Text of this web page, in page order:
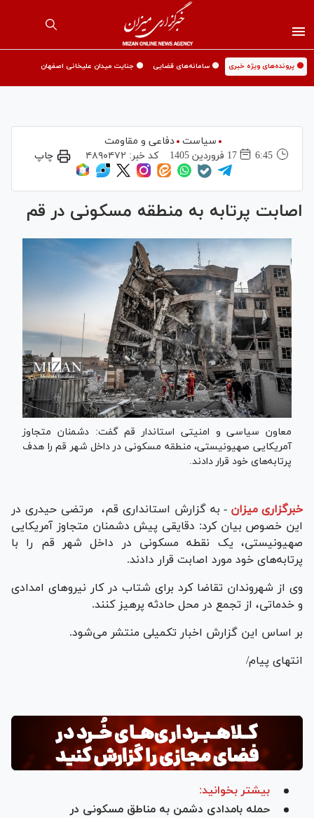
🟡 پرونده‌های ویژه خبری 🟡 سامانه‌های قضایی 🟡 جنایت میدان علیخانی اصفهان
سیاست
دفاعی و مقاومت
6:45
17 فروردين 1405 کد خبر: ۴۸۹۰۴۷۲ چاپ
اصابت پرتابه به منطقه مسکونی در قم
معاون سیاسی و امنیتی استاندار قم گفت: دشمنان متجاوز
آمریکایی صهیونیستی، منطقه مسکونی در داخل شهر قم را هدف
پرتابه‌های خود قرار دادند.
خبرگزاری میزان - به گزارش استانداری قم، مرتضی حیدری در
این خصوص بیان کرد: دقایقی پیش دشمنان متجاوز آمریکایی
صهیونیستی، یک نقطه مسکونی در داخل شهر قم را با
پرتابه‌های خود مورد اصابت قرار دادند.
وی از شهروندان تقاضا کرد برای شتاب در کار نیرو‌های امدادی
و خدماتی، از تجمع در محل حادثه پرهیز کنند.
بر اساس این گزارش اخبار تکمیلی منتشر می‌شود.
انتهای پیام/
بیشتر بخوانید:
حمله بامدادی دشمن به مناطق مسکونی در